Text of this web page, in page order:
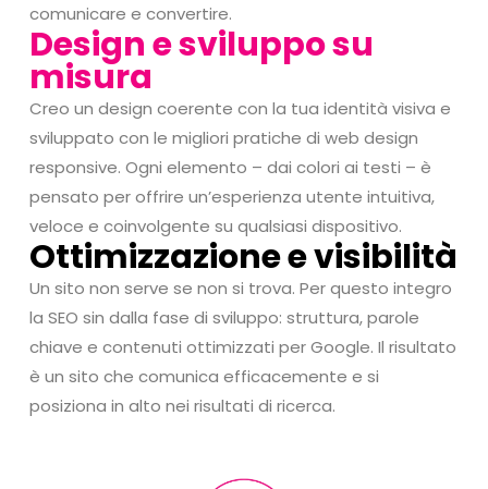
comunicare e convertire.
Design e sviluppo su
misura
Creo un design coerente con la tua identità visiva e
sviluppato con le migliori pratiche di web design
responsive. Ogni elemento – dai colori ai testi – è
pensato per offrire un’esperienza utente intuitiva,
veloce e coinvolgente su qualsiasi dispositivo.
Ottimizzazione e visibilità
Un sito non serve se non si trova. Per questo integro
la SEO sin dalla fase di sviluppo: struttura, parole
chiave e contenuti ottimizzati per Google. Il risultato
è un sito che comunica efficacemente e si
posiziona in alto nei risultati di ricerca.